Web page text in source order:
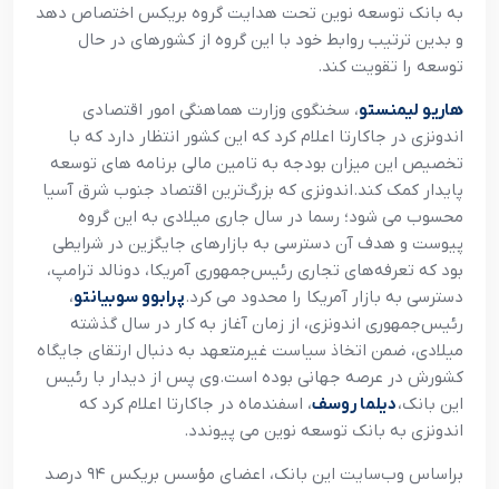
به بانک توسعه نوین تحت هدایت گروه بریکس اختصاص دهد
و بدین ترتیب روابط خود با این گروه از کشورهای در حال
توسعه را تقویت کند.
هاریو لیمنستو، سخنگوی وزارت هماهنگی امور اقتصادی
اندونزی در جاکارتا اعلام کرد که این کشور انتظار دارد که با
تخصیص این میزان بودجه به تامین مالی برنامه های توسعه
پایدار کمک کند.اندونزی که بزرگ‌ترین اقتصاد جنوب شرق آسیا
محسوب می شود؛ رسما در سال جاری میلادی به این گروه
پیوست و هدف آن دسترسی به بازارهای جایگزین در شرایطی
بود که تعرفه‌های تجاری رئیس‌جمهوری آمریکا، دونالد ترامپ،
دسترسی به بازار آمریکا را محدود می کرد.پرابوو سوبیانتو،
رئیس‌جمهوری اندونزی، از زمان آغاز به کار در سال گذشته
میلادی، ضمن اتخاذ سیاست غیرمتعهد به دنبال ارتقای جایگاه
کشورش در عرصه جهانی بوده است.وی پس از دیدار با رئیس
این بانک،دیلما روسف، اسفندماه در جاکارتا اعلام کرد که
اندونزی به بانک توسعه نوین می پیوندد.
براساس وب‌سایت این بانک، اعضای مؤسس بریکس ۹۴ درصد